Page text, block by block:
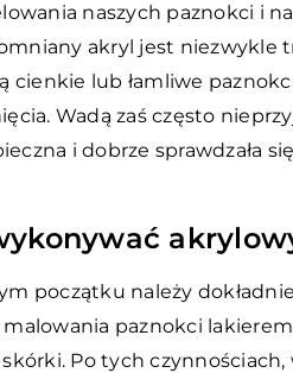
naszych paznokci i
akryl jest niezwykle
cienkie lub łamliwe
Wadą zaś często
i dobrze sprawdzała
początku należy
paznokci
Po tych